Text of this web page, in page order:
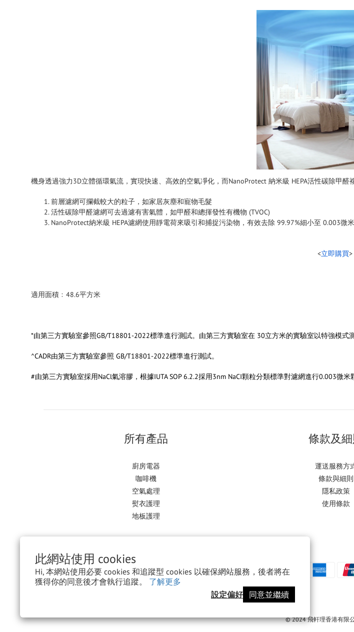
此網站使用 cookies
Hi, 本網站使用必要 cookies 和追蹤型 cookies 以確保網站服務，後者將在
獲得你的同意後才會執行追蹤。 了解更多
設定偏好
同意並繼續
機身透過強力3D立體循環氣流，實現快速、高效的空氣凈化，而NanoProtect 納米級 HEPA活性碳除甲
前層濾網可攔截較大的粒子，如家居灰塵和寵物毛髮
活性碳除甲醛濾網可去過濾有害氣體，如甲醛和總揮發性有機物 (TVOC)
NanoProtect納米級 HEPA濾網使用靜電荷來吸引和捕捉污染物，有效去除 99.97%細小至 0.003微
<立即購買>
適用面積﹕48.6平方米
*由第三方實驗室參照GB/T18801-2022標準進行測試。由第三方實驗室在 30立方米的實驗室以特強模
^CADR由第三方實驗室參照 GB/T18801-2022標準進行測試。
#由第三方實驗室採用NaCl氣溶膠，根據IUTA SOP 6.2.2採用3nm NaCI顆粒分類標準對濾網進行0.003微米
所有產品
廚房電器
咖啡機
空氣處理
熨衣護理
地板護理
條款及
運送服務方
條款與細則
隱私政策
使用條款
© 2024 飛軒理香港有限